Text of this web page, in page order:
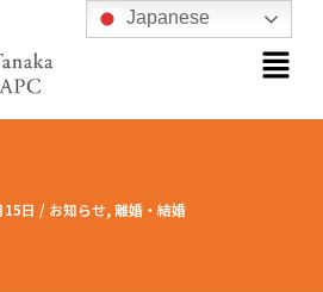
メ
ニ
ー
日 / お知らせ,離婚・結婚
Japanese